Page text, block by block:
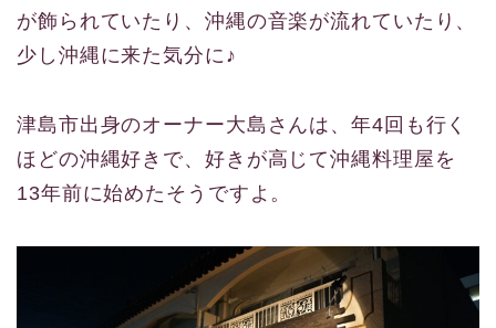
が飾られていたり、沖縄の音楽が流れていたり、
少し沖縄に来た気分に♪
津島市出身のオーナー大島さんは、年4回も行く
ほどの沖縄好きで、好きが高じて沖縄料理屋を
13年前に始めたそうですよ。